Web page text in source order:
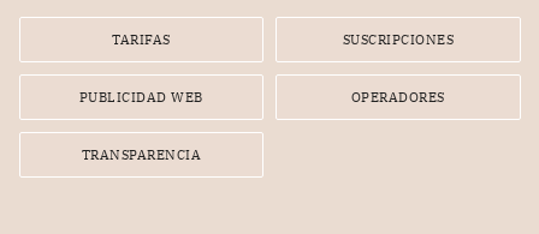
TARIFAS SUSCRIPCIONES
PUBLICIDAD WEB OPERADORES
TRANSPARENCIA